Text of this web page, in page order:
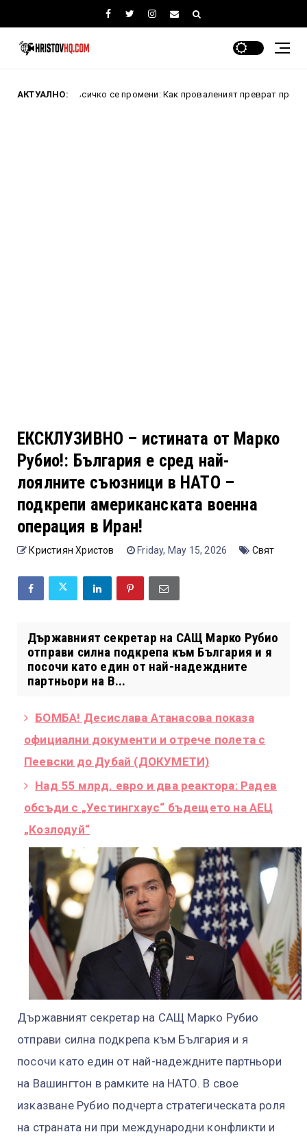
АКТУАЛНО:
се промени: Как проваленият преврат преобрази Турция
ЕКСКЛУЗИВНО – истината от Марко
Рубио!: България е сред най-
лоялните съюзници в НАТО –
подкрепи американската военна
операция в Иран!
Кристиян Христов Friday, May 15, 2026 Свят
Държавният секретар на САЩ Марко Рубио
отправи силна подкрепа към България и я
посочи като един от най-надеждните
партньори на В...
БОМБА! Десислава Атанасова показа
официални документи и отрече полета с
Пеевски до Дубай (ДОКУМЕТИ)
Над 55 млрд. евро и два реактора: Радев
обсъди с „Уестингхаус“ бъдещето на АЕЦ
„Козлодуй“
Държавният секретар на САЩ Марко Рубио
отправи силна подкрепа към България и я
посочи като един от най-надеждните партньори
на Вашингтон в рамките на НАТО. В свое
изказване Рубио подчерта стратегическата роля
на страната ни при международни конфликти и